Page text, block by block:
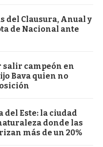
del Clausura, Anual y
de Nacional ante
salir campeón en
Bava quien no
del Este: la ciudad
donde las
más de un 20%